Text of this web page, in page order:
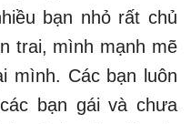
bạn nhỏ rất chủ
trai, mình mạnh mẽ
mình. Các bạn luôn
bạn gái và chưa